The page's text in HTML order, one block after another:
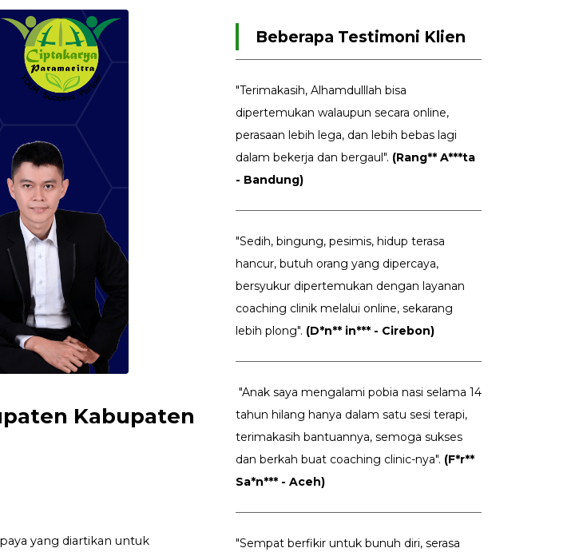
Kabupaten
yang diartikan untuk
Beberapa Testimoni Klien
"Terimakasih, Alhamdulllah bisa
dipertemukan walaupun secara online,
perasaan lebih lega, dan lebih bebas lagi
dalam bekerja dan bergaul". (Rang** A***ta
- Bandung)
"Sedih, bingung, pesimis, hidup terasa
hancur, butuh orang yang dipercaya,
bersyukur dipertemukan dengan layanan
coaching clinik melalui online, sekarang
lebih plong". (D*n** in*** - Cirebon)
"Anak saya mengalami pobia nasi selama 14
tahun hilang hanya dalam satu sesi terapi,
terimakasih bantuannya, semoga sukses
dan berkah buat coaching clinic-nya". (F*r**
Sa*n*** - Aceh)
"Sempat berfikir untuk bunuh diri, serasa